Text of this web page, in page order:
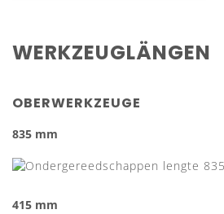
WERKZEUGLÄNGEN
OBERWERKZEUGE
835 mm
415 mm